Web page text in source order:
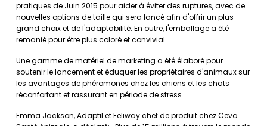
pratiques de Juin 2015 pour aider à éviter des ruptures, avec de
nouvelles options de taille qui sera lancé afin d'offrir un plus
grand choix et de l'adaptabilité. En outre, l'emballage a été
remanié pour être plus coloré et convivial.
Une gamme de matériel de marketing a été élaboré pour
soutenir le lancement et éduquer les propriétaires d'animaux sur
les avantages de phéromones chez les chiens et les chats
réconfortant et rassurant en période de stress.
Emma Jackson, Adaptil et Feliway chef de produit chez Ceva